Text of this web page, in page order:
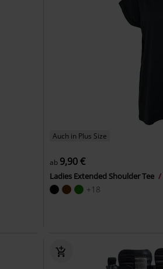
Auch in Plus Size
ab 9,90 €
Ladies Extended Shoulder Tee
+18